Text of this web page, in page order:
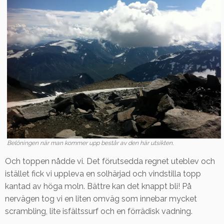
Belöningen när man kommer upp består av den här utsikten.
Och toppen nådde vi. Det förutsedda regnet uteblev och
istället fick vi uppleva en solhärjad och vindstilla topp
kantad av höga moln. Bättre kan det knappt bli! På
nervägen tog vi en liten omväg som innebar mycket
scrambling, lite isfältssurf och en förrädisk vadning.